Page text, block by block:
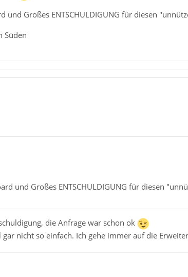
und Großes ENTSCHULDIGUNG für diesen
Süden
und Großes ENTSCHULDIGUNG für diesen
die Anfrage war schon ok
gar nicht so einfach. Ich gehe immer auf die